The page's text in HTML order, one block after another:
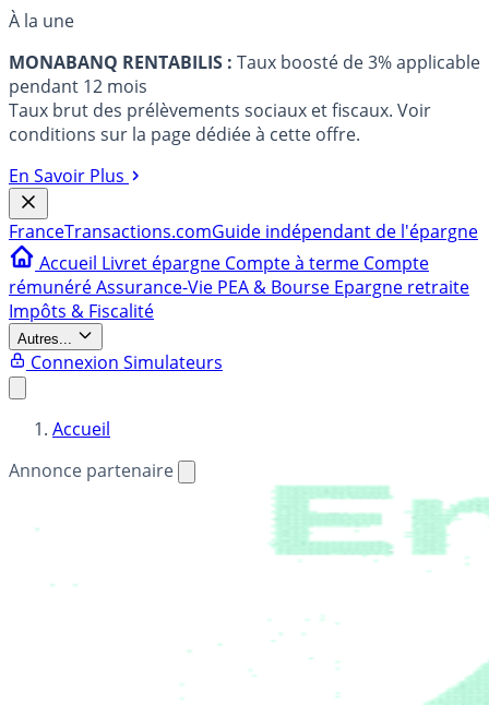
À la une
MONABANQ RENTABILIS : Taux boosté de 3% applicable
pendant 12 mois
Taux brut des prélèvements sociaux et fiscaux. Voir
conditions sur la page dédiée à cette offre.
En Savoir Plus
FranceTransactions.comGuide indépendant de l'épargne
Accueil Livret épargne Compte à terme Compte
rémunéréAssurance-Vie PEA & Bourse Epargne retraite
Impôts & Fiscalité
Autres...
Connexion Simulateurs
Accueil
Annonce partenaire